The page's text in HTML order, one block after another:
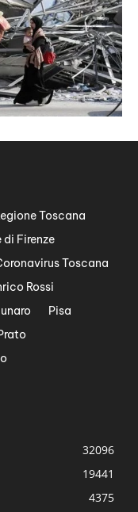
Toscana
di Firenze
Toscana
Rossi
Pisa
32096
19441
4375